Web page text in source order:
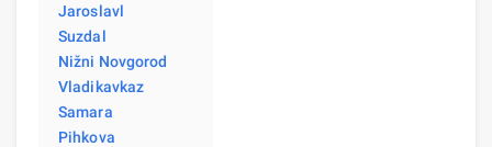
Jaroslavl
Suzdal
Nižni Novgorod
Vladikavkaz
Samara
Pihkova